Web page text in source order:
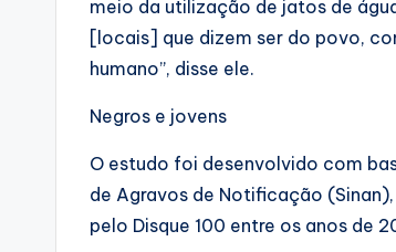
meio da utilização de jatos de
[locais] que dizem ser do povo,
humano”, disse ele.
Negros e jovens
O estudo foi desenvolvido com
de Agravos de Notificação
pelo Disque 100 entre os anos de